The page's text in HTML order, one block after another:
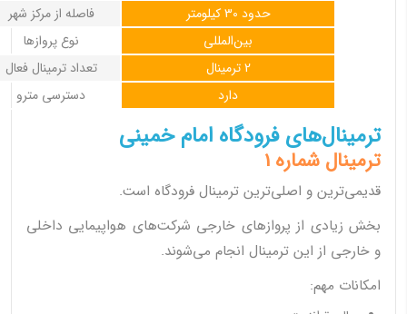
فاصله از مرکز شهر
حدود 30 کیلومتر
نوع پروازها
بین‌المللی
تعداد ترمینال فعال
2 ترمینال
دسترسی مترو
دارد
ترمینال‌های فرودگاه امام خمینی
ترمینال شماره 1
قدیمی‌ترین و اصلی‌ترین ترمینال فرودگاه است.
بخش زیادی از پروازهای خارجی شرکت‌های هواپیمایی داخلی
و خارجی از این ترمینال انجام می‌شوند.
امکانات مهم: